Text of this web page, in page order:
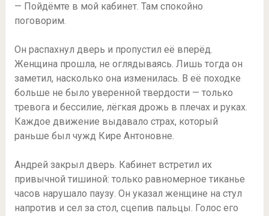
— Пойдёмте в мой кабинет. Там спокойно
поговорим.
Он распахнул дверь и пропустил её вперёд.
Женщина прошла, не оглядываясь. Лишь тогда он
заметил, насколько она изменилась. В её походке
больше не было уверенной твердости — только
тревога и бессилие, лёгкая дрожь в плечах и руках.
Каждое движение выдавалo страх, который
раньше был чужд Кире Антоновне.
Андрей закрыл дверь. Кабинет встретил их
привычной тишиной: только равномерное тиканье
часов нарушало паузу. Он указал женщине на стул
напротив и сел за стол, сцепив пальцы. Голос его